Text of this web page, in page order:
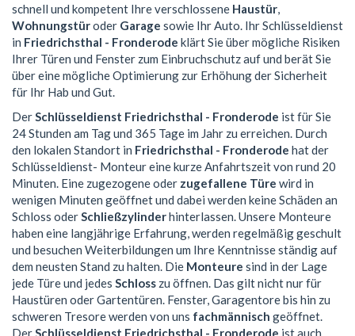
schnell und kompetent Ihre verschlossene Haustür,
Wohnungstüroder Garage sowie Ihr Auto. Ihr Schlüsseldienst
in Friedrichsthal - Fronderode klärt Sie über mögliche Risiken
Ihrer Türen und Fenster zum Einbruchschutz auf und berät Sie
über eine mögliche Optimierung zur Erhöhung der Sicherheit
für Ihr Hab und Gut.
DerSchlüsseldienst Friedrichsthal - Fronderode ist für Sie
24 Stunden am Tag und 365 Tage im Jahr zu erreichen. Durch
den lokalen Standort in Friedrichsthal - Fronderode hat der
Schlüsseldienst- Monteur eine kurze Anfahrtszeit von rund 20
Minuten. Eine zugezogene oder zugefallene Türe wird in
wenigen Minuten geöffnet und dabei werden keine Schäden an
Schloss oderSchließzylinderhinterlassen. Unsere Monteure
haben eine langjährige Erfahrung, werden regelmäßig geschult
und besuchen Weiterbildungen um Ihre Kenntnisse ständig auf
dem neusten Stand zu halten. Die Monteure sind in der Lage
jede Türe und jedes Schloss zu öffnen. Das gilt nicht nur für
Haustüren oder Gartentüren. Fenster, Garagentore bis hin zu
schweren Tresore werden von uns fachmännisch geöffnet.
DerSchlüsseldienst Friedrichsthal - Fronderode ist auch